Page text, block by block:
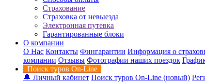
Страхование
Страховка от невыезда
Электронная путевка
Гарантированные блоки
О компании
О Нас Контакты Фингарантии Информация о
компании Отзывы Фотографии наших поездок
Поиск туров On-Line
🔔 Личный кабинет Поиск туров On-Line (новый)